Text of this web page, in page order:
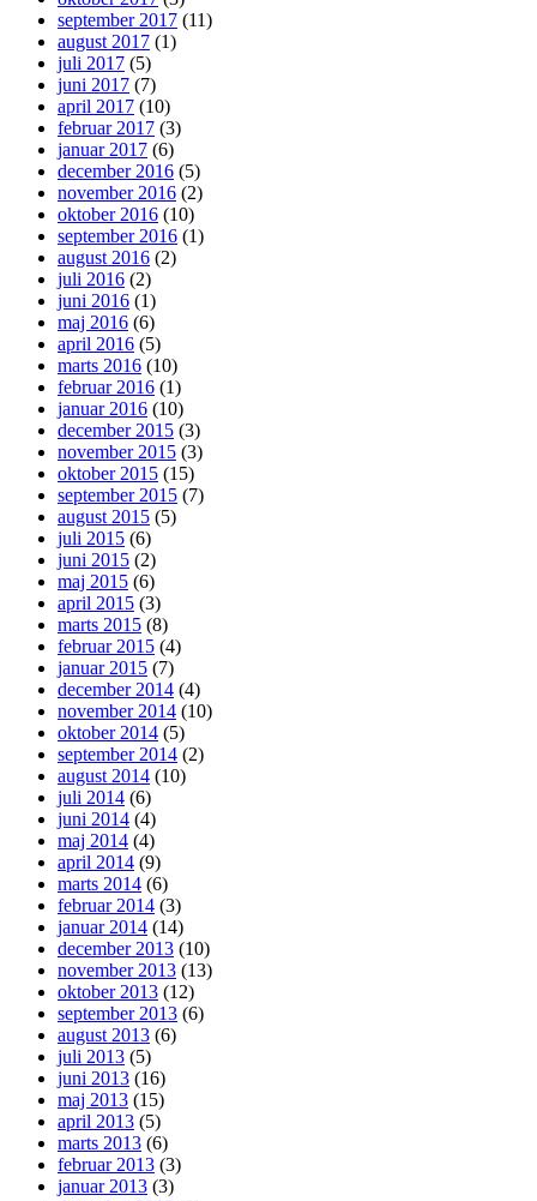
september 2017 (11)
august 2017 (1)
juli 2017 (5)
juni 2017 (7)
april 2017 (10)
februar 2017 (3)
januar 2017 (6)
december 2016 (5)
november 2016 (2)
oktober 2016 (10)
september 2016 (1)
august 2016 (2)
juli 2016 (2)
juni 2016 (1)
maj 2016 (6)
april 2016 (5)
marts 2016 (10)
februar 2016 (1)
januar 2016 (10)
december 2015 (3)
november 2015 (3)
oktober 2015 (15)
september 2015 (7)
august 2015 (5)
juli 2015 (6)
juni 2015 (2)
maj 2015 (6)
april 2015 (3)
marts 2015 (8)
februar 2015 (4)
januar 2015 (7)
december 2014 (4)
november 2014 (10)
oktober 2014 (5)
september 2014 (2)
august 2014 (10)
juli 2014 (6)
juni 2014 (4)
maj 2014 (4)
april 2014 (9)
marts 2014 (6)
februar 2014 (3)
januar 2014 (14)
december 2013 (10)
november 2013 (13)
oktober 2013 (12)
september 2013 (6)
august 2013 (6)
juli 2013 (5)
juni 2013 (16)
maj 2013 (15)
april 2013 (5)
marts 2013 (6)
februar 2013 (3)
januar 2013 (3)